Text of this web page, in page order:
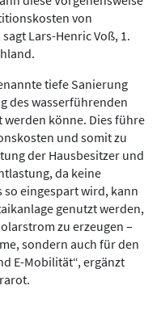
von
Lars-Henric Voß, 1.
tiefe Sanierung
des wasserführenden
werden könne. Dies führe
und somit zu
der Hausbesitzer und
da keine
so eingespart wird, kann
genutzt werden,
zu erzeugen –
sondern auch für den
E-Mobilität“, ergänzt